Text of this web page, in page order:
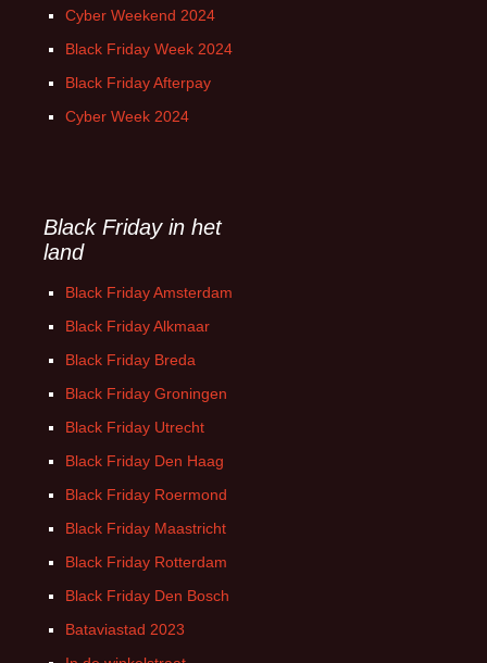
Cyber Weekend 2024
Black Friday Week 2024
Black Friday Afterpay
Cyber Week 2024
Black Friday in het
land
Black Friday Amsterdam
Black Friday Alkmaar
Black Friday Breda
Black Friday Groningen
Black Friday Utrecht
Black Friday Den Haag
Black Friday Roermond
Black Friday Maastricht
Black Friday Rotterdam
Black Friday Den Bosch
Bataviastad 2023